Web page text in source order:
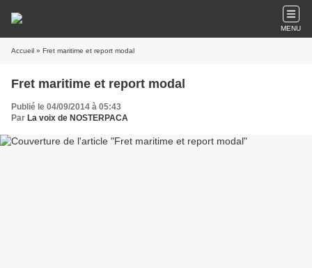
MENU
Accueil » Fret maritime et report modal
Fret maritime et report modal
Publié le 04/09/2014 à 05:43
Par La voix de NOSTERPACA